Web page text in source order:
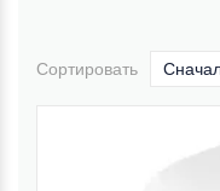
Сортировать